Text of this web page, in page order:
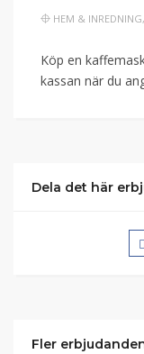
HEM & INREDNING,
Köp en
kassan när du
Dela det här
Fler